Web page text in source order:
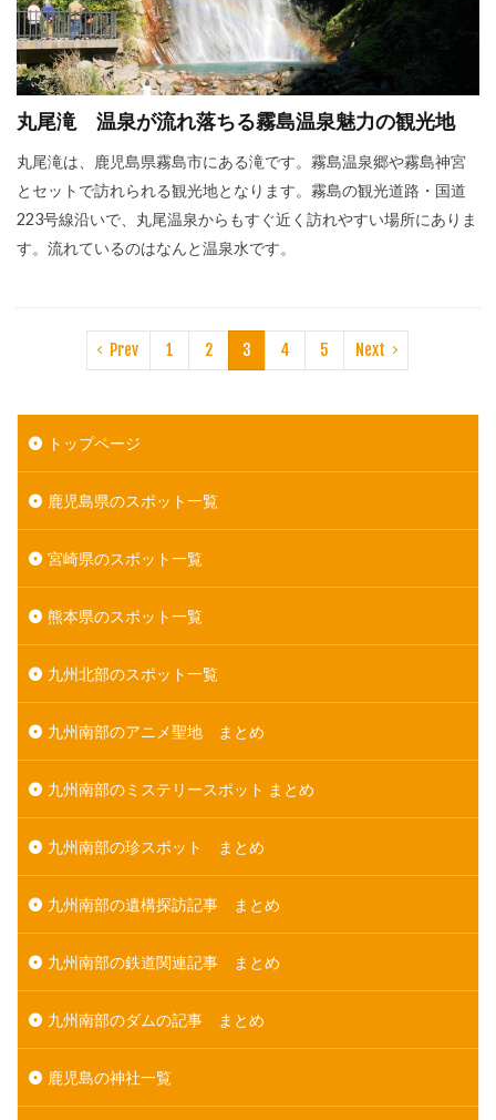
丸尾滝 温泉が流れ落ちる霧島温泉魅力の観光地
丸尾滝は、鹿児島県霧島市にある滝です。霧島温泉郷や霧島神宮
とセットで訪れられる観光地となります。霧島の観光道路・国道
223号線沿いで、丸尾温泉からもすぐ近く訪れやすい場所にありま
す。流れているのはなんと温泉水です。
Prev 1 2 3 4 5 Next
トップページ
鹿児島県のスポット一覧
宮崎県のスポット一覧
熊本県のスポット一覧
九州北部のスポット一覧
九州南部のアニメ聖地 まとめ
九州南部のミステリースポット まとめ
九州南部の珍スポット まとめ
九州南部の遺構探訪記事 まとめ
九州南部の鉄道関連記事 まとめ
九州南部のダムの記事 まとめ
鹿児島の神社一覧